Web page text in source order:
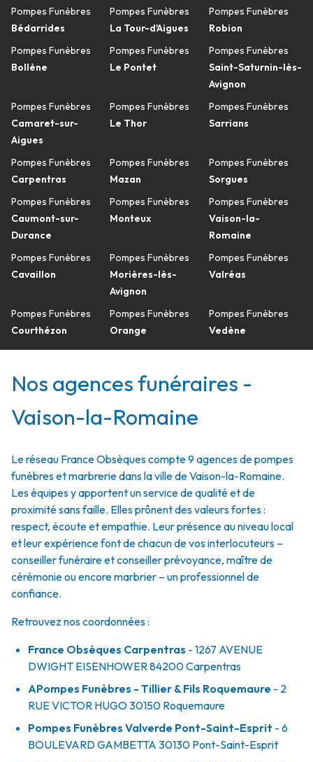
Pompes Funèbres
Bédarrides
Pompes Funèbres
Bollène
Pompes Funèbres
Camaret-sur-
Aigues
Pompes Funèbres
Carpentras
Pompes Funèbres
Caumont-sur-
Durance
Pompes Funèbres
Cavaillon
Pompes Funèbres
Courthézon
Pompes Funèbres
La Tour-d'Aigues
Pompes Funèbres
Le Pontet
Pompes Funèbres
Le Thor
Pompes Funèbres
Mazan
Pompes Funèbres
Monteux
Pompes Funèbres
Morières-lès-
Avignon
Pompes Funèbres
Orange
Pompes Funèbres
Robion
Pompes Funèbres
Saint-Saturnin-lès-
Avignon
Pompes Funèbres
Sarrians
Pompes Funèbres
Sorgues
Pompes Funèbres
Vaison-la-
Romaine
Pompes Funèbres
Valréas
Pompes Funèbres
Vedène
Nos agences funéraires -
Vaison-la-Romaine
Le réseau France Obsèques compte 9 agences de pompes
funèbres et marbrerie dans la ville de Vaison-la-Romaine.
Les équipes y apportent un service de qualité et de
proximité sans faille. Elles prônent des valeurs fortes :
respect, écoute et empathie. Leur présence au niveau local
et leur expérience font de chacun de vos interlocuteurs –
conseiller funéraire et conseiller prévoyance, maître de
cérémonie ou encore marbrier – un professionnel de
confiance.
Retrouvez nos coordonnées :
France Obsèques Carpentras - 1267 AVENUE
DWIGHT EISENHOWER84200Carpentras
APompes Funèbres - Tillier & Fils Roquemaure - 2
RUE VICTOR HUGO30150 Roquemaure
Pompes Funèbres Valverde Pont-Saint-Esprit - 6
BOULEVARD GAMBETTA 30130 Pont-Saint-Esprit